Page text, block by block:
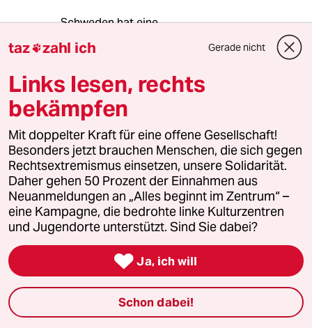
Schweden hat eine
Geschwindigkeitsbegrenzung gefahren ist,wird
die rasenden Egoverlängerungen im
Rückspiegel hier nicht mehr vermissen.
Wer rasen will soll auf den Nürburgring, wer
rasen muss weil er es Eilig hat soll halt früher
aufstehen
T Trango
28.01.2020,
@Opossum:
Das ist doch wieder so ein typisches
"Ich suche mir irgendein Land für
mein Argument raus"-Verhalten.
taz zahl ich Gerade nicht
Links lesen, rechts
bekämpfen
Mit doppelter Kraft für eine offene Gesellschaft!
Besonders jetzt brauchen Menschen, die sich gegen
Rechtsextremismus einsetzen, unsere Solidarität.
Daher gehen 50 Prozent der Einnahmen aus
Neuanmeldungen an „Alles beginnt im Zentrum“ –
eine Kampagne, die bedrohte linke Kulturzentren
und Jugendorte unterstützt. Sind Sie dabei?
 Ja, ich will
Schon dabei!